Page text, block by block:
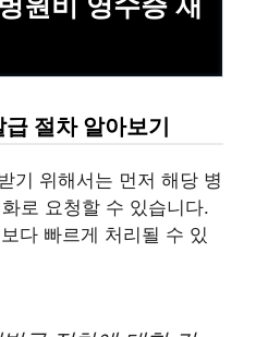
절차 알아보기
기 위해서는 먼저 해당 병
로 요청할 수 있습니다.
다 빠르게 처리될 수 있